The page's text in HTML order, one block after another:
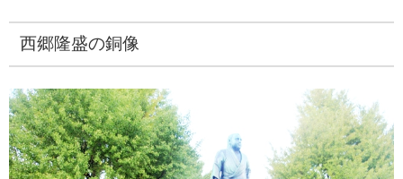
西郷隆盛の銅像